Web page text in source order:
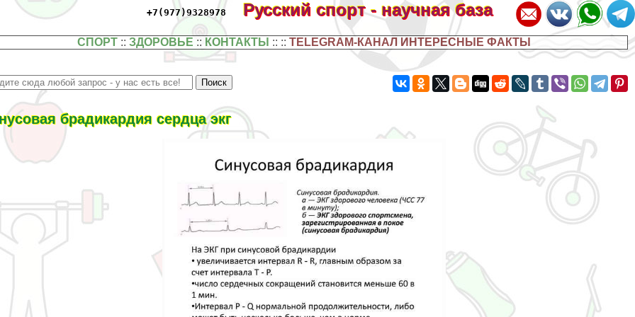
+7(977)9328978 Русский спорт - научная база
СПОРТ ::ЗДОРОВЬЕ :: КОНТАКТЫ :: ::TELEGRAM-КАНАЛ ИНТЕРЕСНЫЕ ФАКТЫ
брадикардия сердца экг